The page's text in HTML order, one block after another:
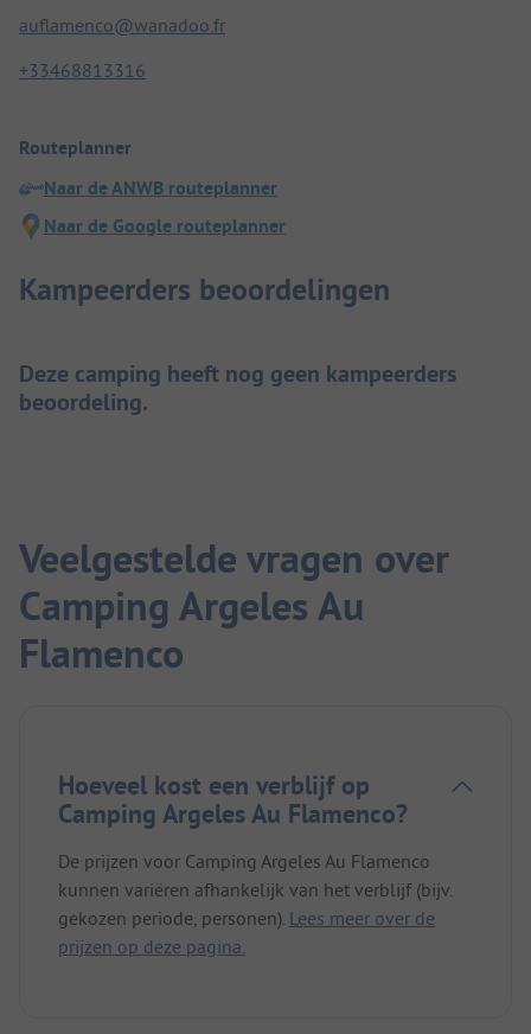
auflamenco@wanadoo.fr
+33468813316
Routeplanner
Naar de ANWB routeplanner
Naar de Google routeplanner
Kampeerders beoordelingen
Deze camping heeft nog geen kampeerders
beoordeling.
Veelgestelde vragen over
Camping Argeles Au
Flamenco
Hoeveel kost een verblijf op
Camping Argeles Au Flamenco?
De prijzen voor Camping Argeles Au Flamenco
kunnen variëren afhankelijk van het verblijf (bijv.
gekozen periode, personen). Lees meer over de
prijzen op deze pagina.